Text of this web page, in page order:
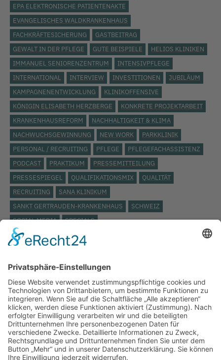
EPA ELEKTRONISCHE PATIENTENAKTE
EVANGELISCHES WALDKRANKENHAUS
FACHKRÄFTESICHERUNG
GASTBEITRAG
GEWALT IN DER PFLEGE
GUTE BEISPIELE
HELIOS KLINIKEN
IMMANUEL SENIORENZENTRUM
INTENSIVPFLEGE
INTERNATIONAL
INTERVIEW INVESTITIONEN
JUBILÄUM
KAMPAGNENENTWICKLUNG
KLINIKOFFENSIVE
KÖNIGIN ELISABETH HERZBERGE
KONKRETE PROJEKTARBEIT
KRANKENHAUSREFORM
NACHHALTIGKEIT & KLIMA
NACHWUCHSGEWINNUNG
NEW WORK
PARKKLINIK
PERSONAL / RECRUITING
PFLEGE
PFLEGEFACHASSISTENZ
PODCAST
PRAKTIKUM
PRESSEMITTEILUNG
PRESSESPIEGEL
QUALIFIKATIONSMIX
QUALITÄT
RECRUITING
SANA KLINIKUM
SANKT GERTRAUDEN-KRANKENHAUS
SCHWEIZ
SOCIAL MEDIA
SPECIALS
STÄDTISCHES KLINIKUM LÜNEBURG
UKB
UKRAINE
VERANSTALTUNG
VERBAND DER ERSATZKASSEN
VEREINBARKEIT
VIDEO
VIELFALT
VIVANTES WEITERBILDUNG
WERTSCHÄTZUNG
WIEDEREINSTIEG
WISSENSCHAFT
WISSENSWERT
ZEITARBEIT